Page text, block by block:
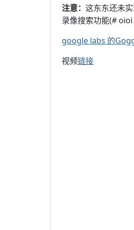
注意： 这东东还未
录像搜索功能(# oioi
google labs 的
视频链接